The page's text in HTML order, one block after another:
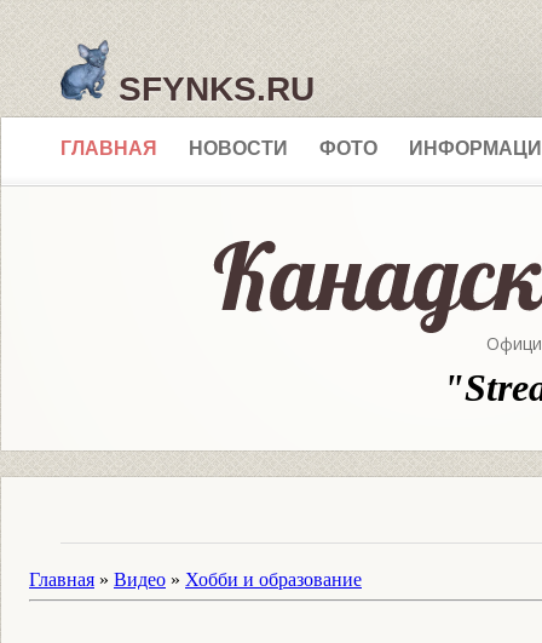
SFYNKS.RU
ГЛАВНАЯ НОВОСТИ ФОТО
Главная » Видео » Хобби и образование